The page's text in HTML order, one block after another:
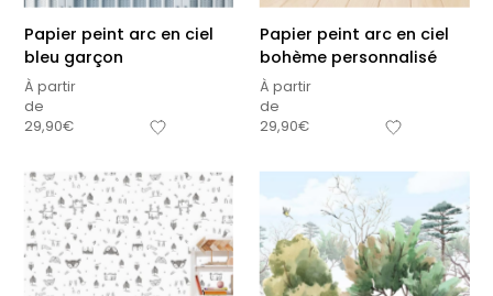
Papier peint arc en ciel
bleu garçon
À partir
de
29,90€
Papier peint arc en ciel
bohème personnalisé
À partir
de
29,90€